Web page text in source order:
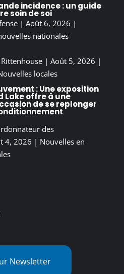
incidence : un guide
soin de soi
| Août 6, 2026 |
nationales
| Août 5, 2026 |
locales
: Une exposition
Lake offre à une
de se replonger
des
4, 2026 | Nouvelles en
Newsletter